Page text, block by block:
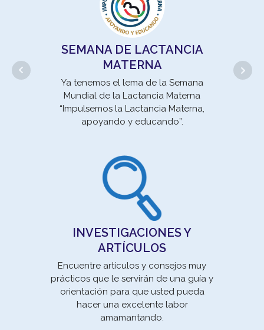
SEMANA DE LACTANCIA
MATERNA
Ya tenemos el lema de la Semana
Mundial de la Lactancia Materna
“Impulsemos la Lactancia Materna,
apoyando y educando”.
INVESTIGACIONES Y
ARTÍCULOS
Encuentre artículos y consejos muy
prácticos que le servirán de una guía y
orientación para que usted pueda
hacer una excelente labor
amamantando.